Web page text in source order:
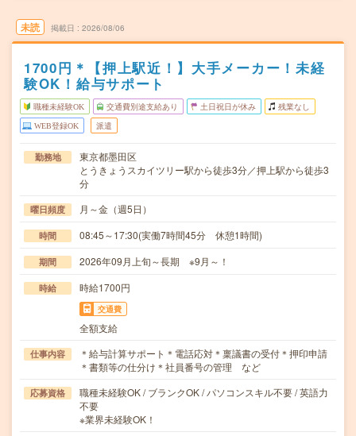
未読 掲載日 2026/08/06
1700円＊【押上駅近！】大手メーカー！未経
験OK！給与サポート
職種未経験OK 交通費別途支給あり 土日祝日が休み 残業なし
WEB登録OK 派遣
勤務地
東京都墨田区
とうきょうスカイツリー駅から徒歩3分／押上駅から徒歩3
分
曜日頻度 月～金（週5日）
時間 08:45～17:30(実働7時間45分 休憩1時間)
期間 2026年09月上旬～長期 ※9月～！
時給 時給1700円
交通費
全額支給
仕事内容
＊給与計算サポート＊電話応対＊稟議書の受付＊押印申請
＊書類等の仕分け＊社員番号の管理 など
応募資格
職種未経験OK / ブランクOK / パソコンスキル不要 / 英語力
不要
※業界未経験OK！